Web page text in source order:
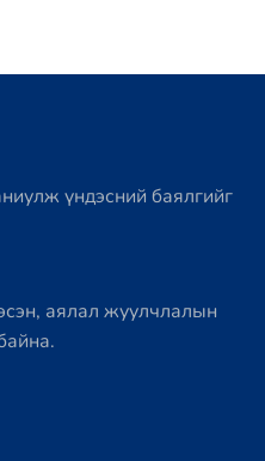
үндэсний баялгийг
аялал жуулчлалын